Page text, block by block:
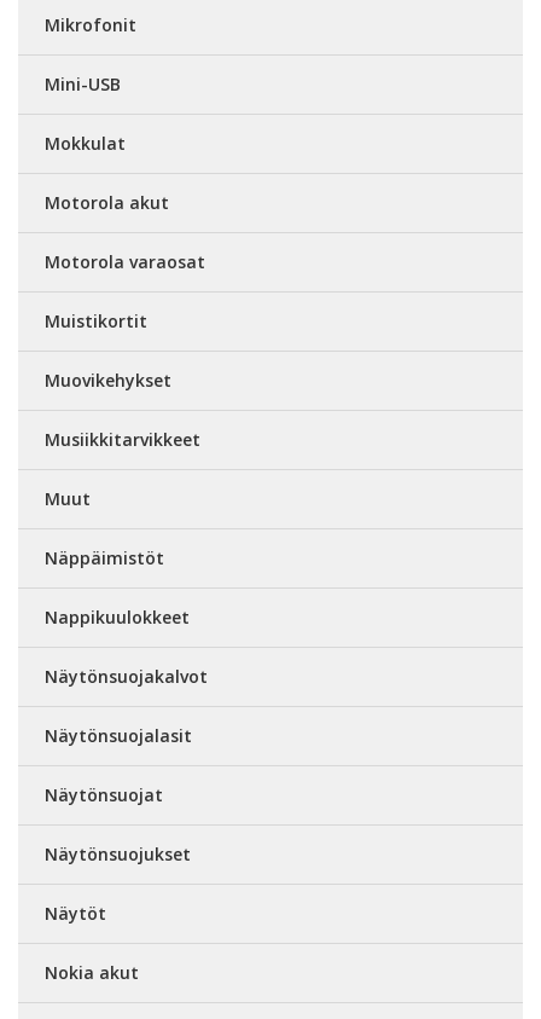
Mikrofonit
Mini-USB
Mokkulat
Motorola akut
Motorola varaosat
Muistikortit
Muovikehykset
Musiikkitarvikkeet
Muut
Näppäimistöt
Nappikuulokkeet
Näytönsuojakalvot
Näytönsuojalasit
Näytönsuojat
Näytönsuojukset
Näytöt
Nokia akut